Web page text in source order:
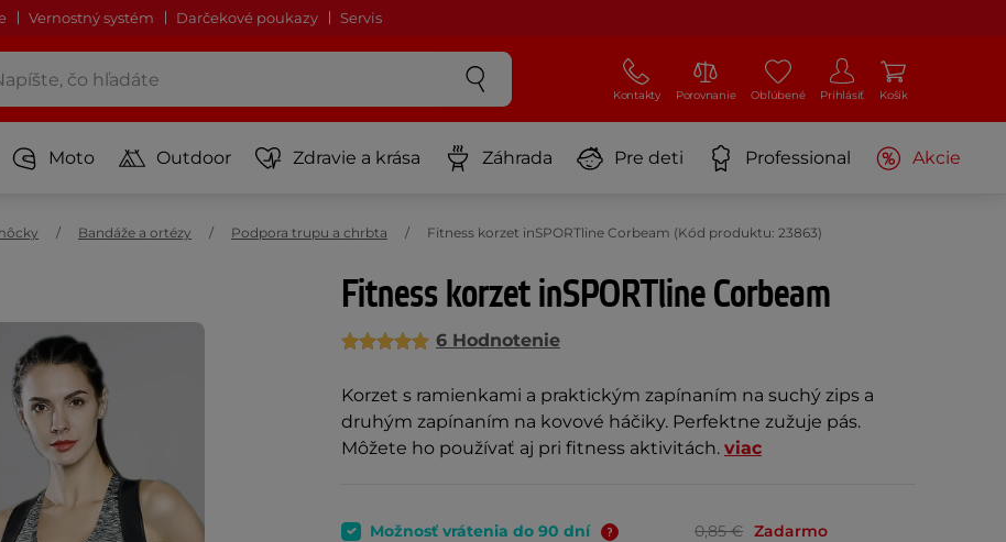
Vernostný systém Darčekové poukazy Servis
Kontakty Porovnanie Obľúbené Prihlásiť Košík
Moto Outdoor Zdravie a krása Záhrada Pre deti Professional Akcie
Bandáže a ortézy Podpora trupu a chrbta Fitness korzet inSPORTline Corbeam (Kód produktu: 23863)
Fitness korzet inSPORTline Corbeam
6 Hodnotenie
Korzet s ramienkami a praktickým zapínaním na suchý zips a
druhým zapínaním na kovové háčiky. Perfektne zužuje pás.
Môžete ho používať aj pri fitness aktivitách. viac
Možnosť vrátenia do 90 dní 0,85 € Zadarmo